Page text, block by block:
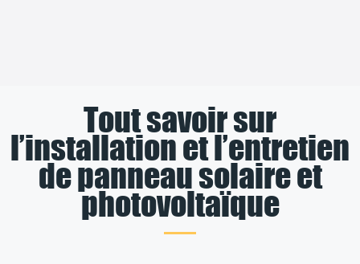
Tout savoir sur
l’installation et l’entretien
de panneau solaire et
photovoltaïque